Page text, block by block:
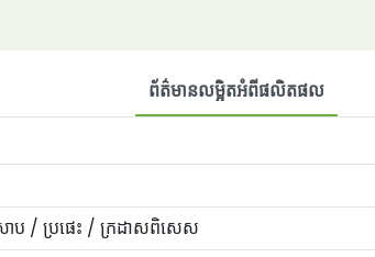
ព័ត៌មានលម្អិតអំពីផលិតផល
ប / ប្រផេះ / ក្រដាសពិសេស